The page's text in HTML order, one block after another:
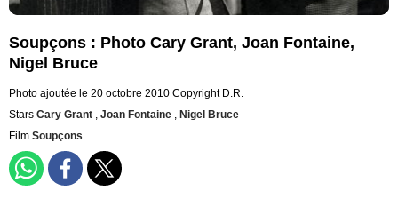
Soupçons : Photo Cary Grant, Joan Fontaine,
Nigel Bruce
Photo ajoutée le 20 octobre 2010 Copyright D.R.
Stars Cary Grant , Joan Fontaine , Nigel Bruce
Film Soupçons